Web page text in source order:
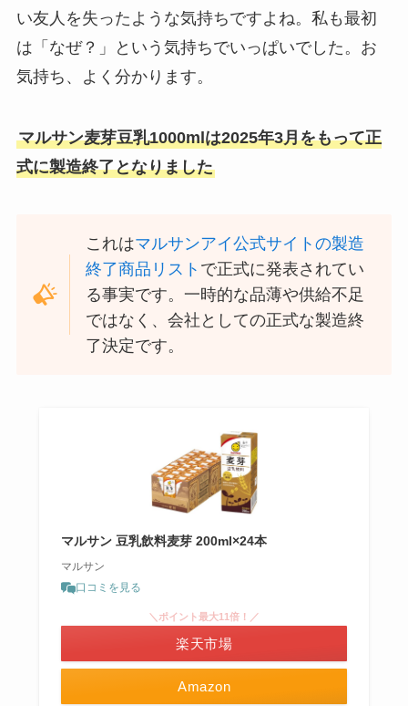
い友人を失ったような気持ちですよね。私も最初
は「なぜ？」という気持ちでいっぱいでした。お
気持ち、よく分かります。
マルサン麦芽豆乳1000mlは2025年3月をもって正
式に製造終了となりました
これはマルサンアイ公式サイトの製造
終了商品リスト で正式に発表されてい
る事実です。一時的な品薄や供給不足
ではなく、会社としての正式な製造終
了決定です。
マルサン 豆乳飲料麦芽 200ml×24本
マルサン
口コミを見る
Amazon
＼ポイント最大11倍！／
楽天市場